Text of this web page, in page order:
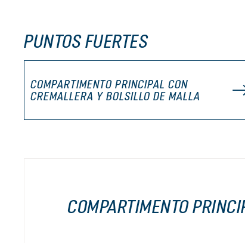
PUNTOS FUERTES
COMPARTIMENTO PRINCIPAL CON
CREMALLERA Y BOLSILLO DE MALLA
COMPARTIMENTO